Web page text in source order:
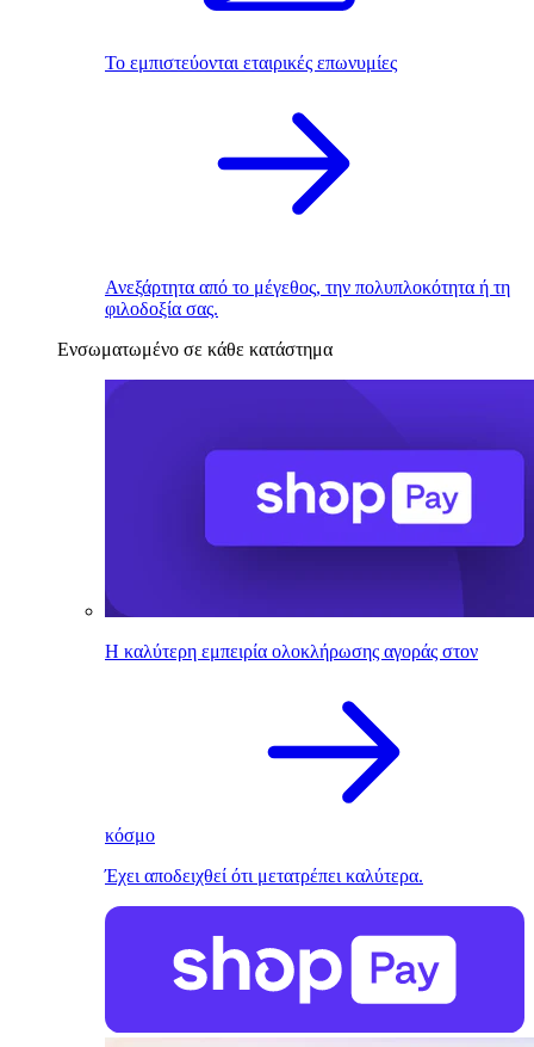
Το εμπιστεύονται εταιρικές επωνυμίες
Ανεξάρτητα από το μέγεθος, την πολυπλοκότητα ή τη
φιλοδοξία σας.
Ενσωματωμένο σε κάθε κατάστημα
Η καλύτερη εμπειρία ολοκλήρωσης αγοράς στον
κόσμο
Έχει αποδειχθεί ότι μετατρέπει καλύτερα.